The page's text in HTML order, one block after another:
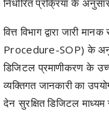
Procedure-SOP) के
डिजिटल प्रमाणीकरण के उच्च
व्यक्तिगत जानकारी का
देन सुरक्षित डिजिटल
इस पहल से कर्मचारियों को
आवश्यक जरूरतों के लिए समय